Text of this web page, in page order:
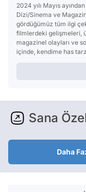
2024 yılı Mayıs
Dizi/Sinema ve
gördüğümüz tüm ilgi
filmlerdeki gelişmeleri,
magazinel olayları ve
içinde, kendime has
Sana
Daha